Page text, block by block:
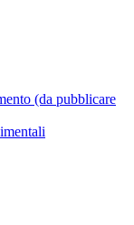
(da pubblicare